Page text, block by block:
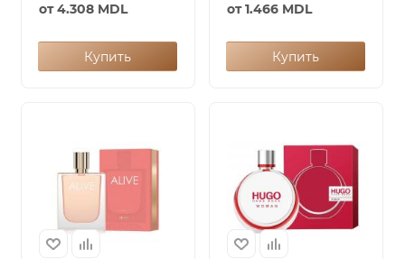
от4.308 MDL
Купить
от1.466 MDL
Купить